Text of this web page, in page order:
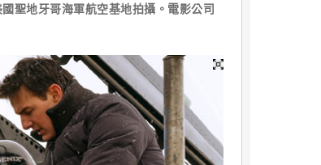
聖地牙哥海軍航空基地拍攝。電影公司